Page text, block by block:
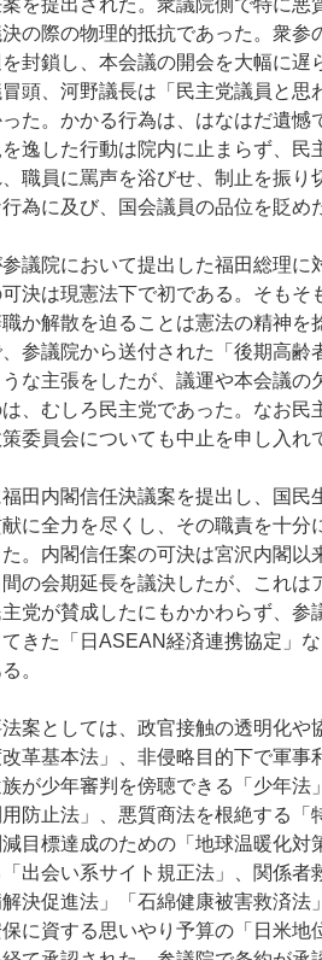
を提出された。衆議院側で特に悪
の際の物理的抵抗であった。衆参
封鎖し、本会議の開会を大幅に遅
頭、河野議長は「民主党議員と思
た。かかる行為は、はなはだ遺憾
逸した行動は院内に止まらず、民
職員に罵声を浴びせ、制止を振り
為に及び、国会議員の品位を貶め
議院において提出した福田総理に
決は現憲法下で初である。そもそ
か解散を迫ることは憲法の精神を
参議院から送付された「後期高齢
な主張をしたが、議運や本会議の
、むしろ民主党であった。なお民
委員会についても中止を申し入れ
田内閣信任決議案を提出し、国民
に全力を尽くし、その職責を十分
。内閣信任案の可決は宮沢内閣以
の会期延長を議決したが、これは
党が賛成したにもかかわらず、参
きた「日 ASEAN経済連携協定」
。
案としては、政官接触の透明化や
革基本法」、非侵略目的下で軍事
が少年審判を傍聴できる「少年法
防止法」、悪質商法を根絶する「
目標達成のための「地球温暖化対
出会い系サイト規正法」、関係者
決促進法」「石綿健康被害救済法
に資する思いやり予算の「日米地